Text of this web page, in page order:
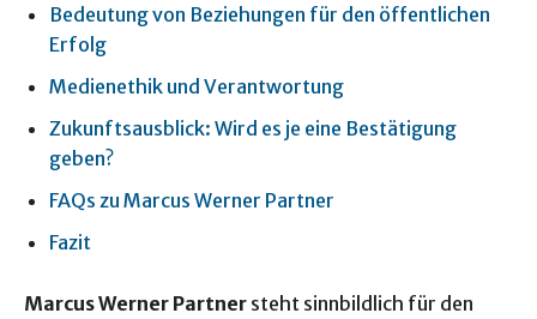
Bedeutung von Beziehungen für den öffentlichen
Erfolg
Medienethik und Verantwortung
Zukunftsausblick: Wird es je eine Bestätigung
geben?
FAQs zu Marcus Werner Partner
Fazit
Marcus Werner Partner steht sinnbildlich für den